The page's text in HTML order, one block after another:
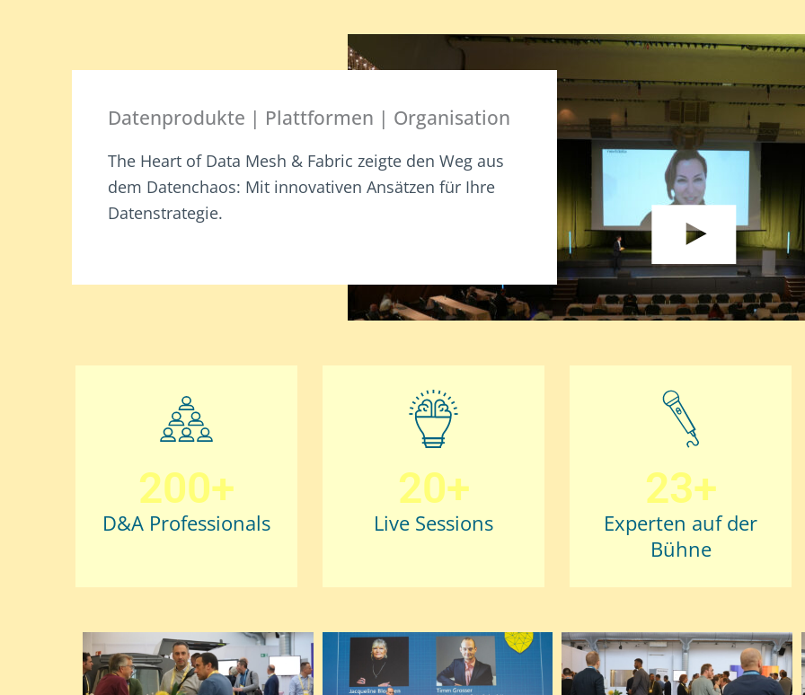
Datenprodukte | Plattformen | Organisation
The Heart of Data Mesh & Fabric zeigte den Weg aus
dem Datenchaos: Mit innovativen Ansätzen für Ihre
Datenstrategie.
200+
D&A Professionals
20+
Live Sessions
23+
Experten auf der
Bühne